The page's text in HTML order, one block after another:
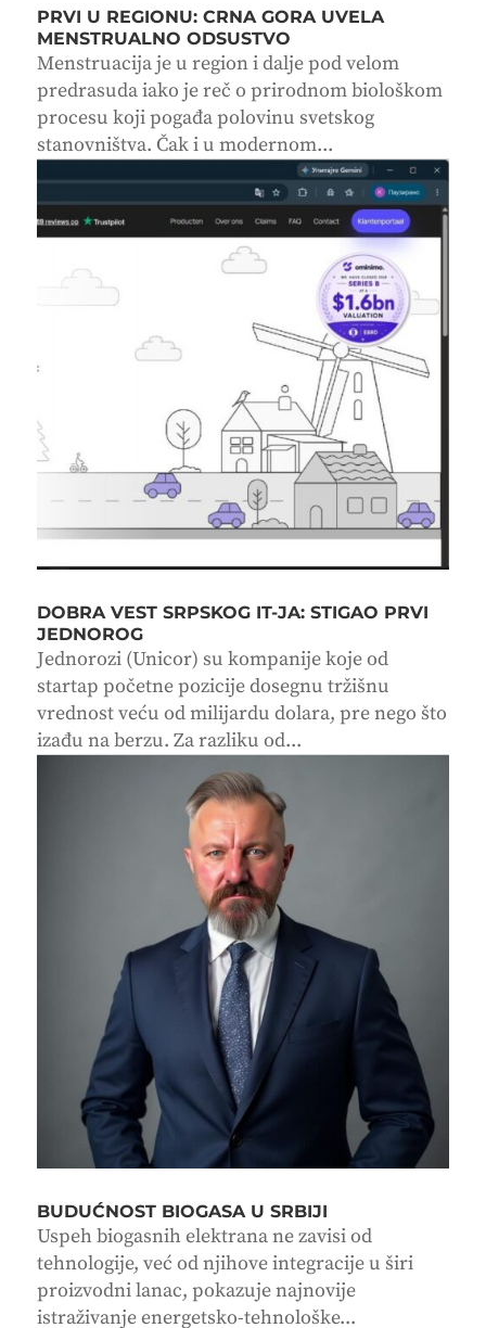
PRVI U REGIONU: CRNA GORA UVELA
MENSTRUALNO ODSUSTVO
Menstruacija je u region i dalje pod velom
predrasuda iako je reč o prirodnom biološkom
procesu koji pogađa polovinu svetskog
stanovništva. Čak i u modernom...
DOBRA VEST SRPSKOG IT-JA: STIGAO PRVI
JEDNOROG
Jednorozi (Unicor) su kompanije koje od
startap početne pozicije dosegnu tržišnu
vrednost veću od milijardu dolara, pre nego što
izađu na berzu. Za razliku od...
BUDUĆNOST BIOGASA U SRBIJI
Uspeh biogasnih elektrana ne zavisi od
tehnologije, već od njihove integracije u širi
proizvodni lanac, pokazuje najnovije
istraživanje energetsko-tehnološke...